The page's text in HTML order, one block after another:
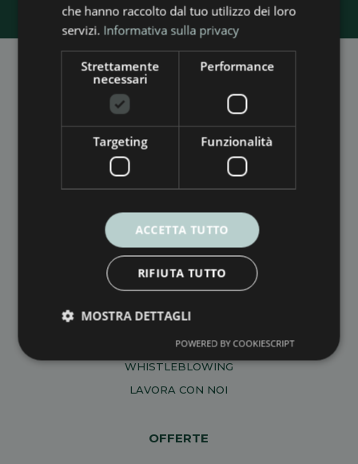
Via Saverio Bianchini, 116
55100 Fraz. San Marco – Lucca (LU)
Via Casale Luparini, 12/B
P.IVA02598510465
PERSONAL DATA PROTECTION POLICY
COOKIES POLICY
WHISTLEBLOWING
LAVORA CON NOI
OFFERTE
che hanno raccolto dal tuo utilizzo dei loro
servizi. Informativa sulla privacy
Strettamente
necessari
Performance
Targeting Funzionalità
ACCETTA TUTTO
RIFIUTA TUTTO
MOSTRA DETTAGLI
POWERED BY COOKIESCRIPT